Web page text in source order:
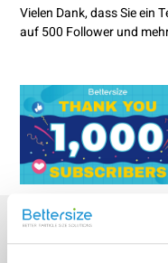
Vielen Dank, dass Sie ein
auf 500 Follower und